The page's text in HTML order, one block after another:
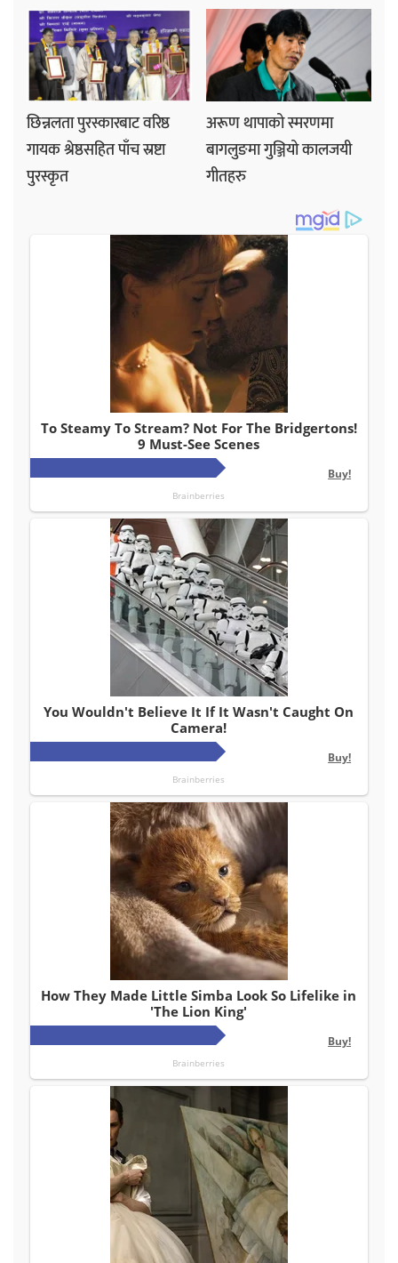
छिन्नलता पुरस्कारबाट वरिष्ठ
गायक श्रेष्ठसहित पाँच स्रष्टा
पुरस्कृत
अरूण थापाको स्मरणमा
बागलुङमा गुञ्जियो कालजयी
गीतहरु